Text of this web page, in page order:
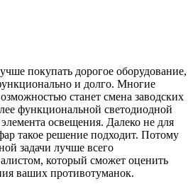
покупать дорогое оборудование,
и долго. Многие
станет смена заводских
функциональной светодиодной
освещения. Далеко не для
такое решение подходит. Потому
задачи лучше всего
который сможет оценить
ваших противотуманок.